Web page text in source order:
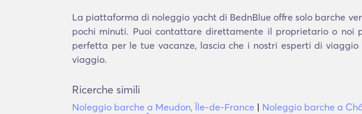
La piattaforma di noleggio yacht di BednBlue offre solo barche
pochi minuti. Puoi contattare direttamente il proprietario o noi
perfetta per le tue vacanze, lascia che i nostri esperti di
viaggio.
Ricerche simili
Noleggio barche a Meudon, Île-de-France | Noleggio barche a